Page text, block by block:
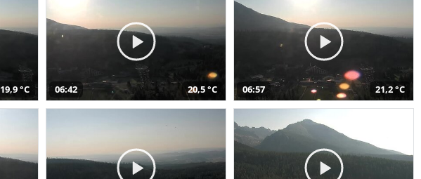
19,9 °C 06:42 20,5 °C 06:57 21,2 °C